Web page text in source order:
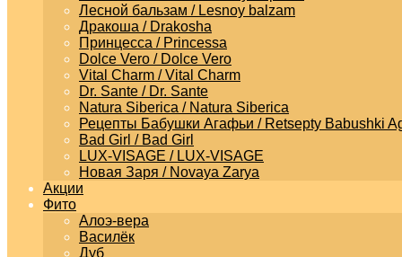
Лесной бальзам / Lesnoy balzam
Дракоша / Drakosha
Принцесса / Princessa
Dolce Vero / Dolce Vero
Vital Charm / Vital Charm
Dr. Sante / Dr. Sante
Natura Siberica / Natura Siberica
Рецепты Бабушки Агафьи / Retsepty Babushki
Bad Girl / Bad Girl
LUX-VISAGE / LUX-VISAGE
Новая Заря / Novaya Zarya
Акции
Фито
Алоэ-вера
Василёк
Дуб